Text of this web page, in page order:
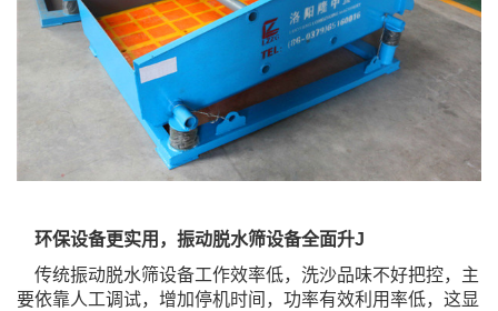
环保设备更实用，振动脱水筛设备全面升J
传统振动脱水筛设备工作效率低，洗沙品味不好把控，主
要依靠人工调试，增加停机时间，功率有效利用率低，这显